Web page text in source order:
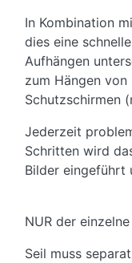
In Kombination
dies eine
Aufhängen
zum Hängen
Schutzschirmen
Jederzeit
Schritten wird
Bilder eingeführt
NUR der
Seil muss